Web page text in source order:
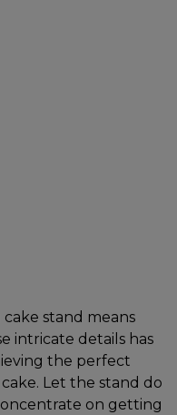
stand means
intricate details has
the perfect
Let the stand do
on getting